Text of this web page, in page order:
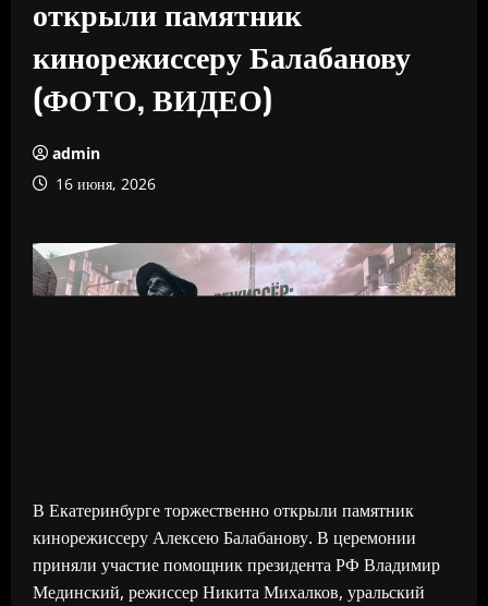
открыли памятник
кинорежиссеру Балабанову
(ФОТО, ВИДЕО)
admin
16 июня, 2026
В Екатеринбурге торжественно открыли памятник
кинорежиссеру Алексею Балабанову. В церемонии
приняли участие помощник президента РФ Владимир
Мединский, режиссер Никита Михалков, уральский